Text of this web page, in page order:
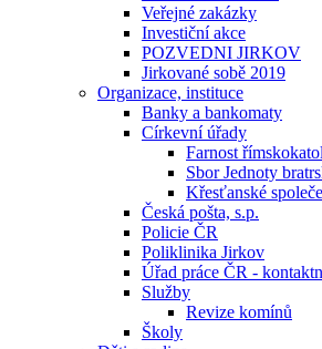
Veřejné zakázky
Investiční akce
POZVEDNI JIRKOV
Jirkované sobě 2019
Organizace, instituce
Banky a bankomaty
Církevní úřady
Farnost
Sbor Jednoty
Křesťanské
Česká pošta, s.p.
Policie ČR
Poliklinika Jirkov
Úřad práce ČR -
Služby
Revize komínů
Školy